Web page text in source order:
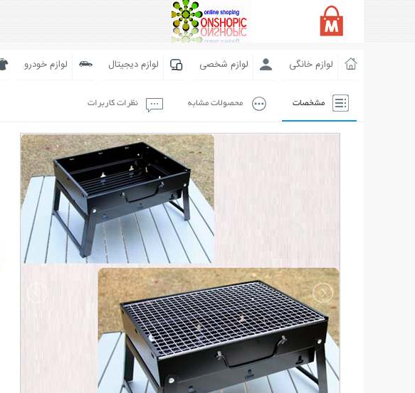
لوازم خانگی لوازم شخصی لوازم دیجیتال لوازم خودرو
مشخصات محصولات مشابه نظرات کاربرات